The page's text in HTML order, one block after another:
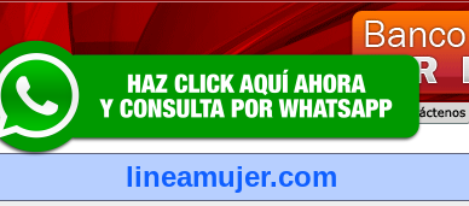
lineamujer.com